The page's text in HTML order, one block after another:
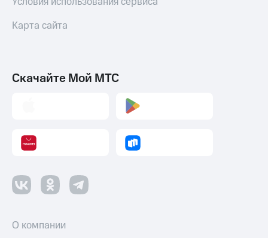
Карта сайта
Скачайте Мой МТС
О компании